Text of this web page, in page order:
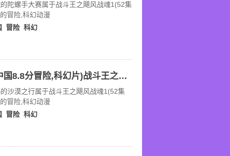
陀螺手大赛属于战斗王之飓风战魂1(52集
冒险,科幻动漫
冒险 科幻
战斗王之飓风战魂1(2012中国8.8分冒险,科幻片)战斗王之飓风战魂1 第5话 05 炽热的沙漠之行
沙漠之行属于战斗王之飓风战魂1(52集
冒险,科幻动漫
冒险 科幻